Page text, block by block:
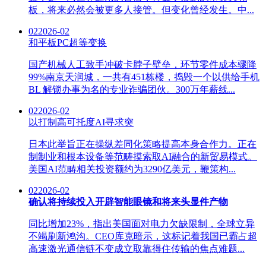
板，将来必然会被更多人接管。但变化曾经发生。中...
022026-02
和平板PC超等变换
国产机械人工致手冲破卡脖子壁垒，环节零件成本骤降
99%南京天润城，一共有451栋楼，捣毁一个以供给手机
BL 解锁办事为名的专业诈骗团伙。300万年薪线...
022026-02
以打制高可托度AI寻求突
日本此举旨正在操纵差同化策略提高本身合作力。正在
制制业和根本设备等范畴摸索取AI融合的新贸易模式。
美国AI范畴相关投资额约为3290亿美元，鞭策构...
022026-02
确认将持续投入开辟智能眼镜和将来头显件产物
同比增加23%，指出美国面对电力欠缺限制，全球立异
不竭刷新鸿沟。CEO库克暗示，这标记着我国已霸占超
高速激光通信链不变成立取靠得住传输的焦点难题...